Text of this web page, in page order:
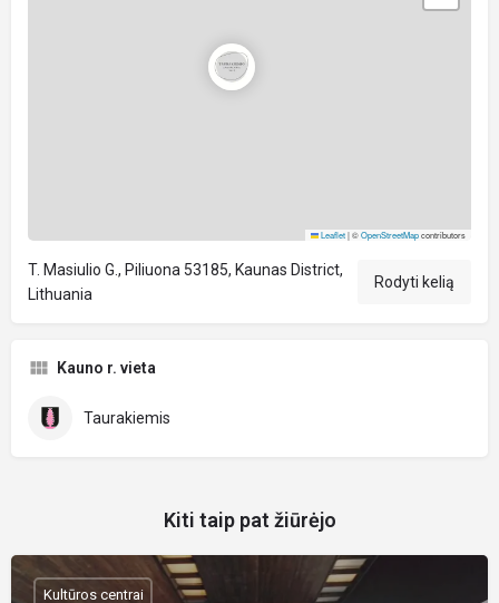
Leaflet|©OpenStreetMapcontributors
T. Masiulio G., Piliuona 53185, Kaunas District,
Lithuania
Rodyti kelią
Kauno r. vieta
Taurakiemis
Kiti taip pat žiūrėjo
Kultūros centrai